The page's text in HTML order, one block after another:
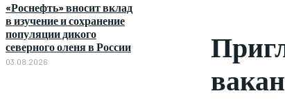
«Роснефть» вносит вклад
в изучение и сохранение
популяции дикого
северного оленя в России
03.08.2026